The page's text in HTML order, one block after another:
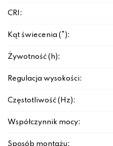
CRI:
Kąt świecenia (°):
Żywotność (h):
Regulacja wysokości:
Częstotliwość (Hz):
Współczynnik mocy:
Sposób montażu: